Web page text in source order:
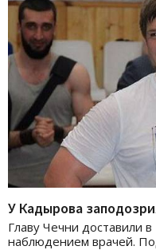
У Кадырова
Главу Чечни доставили
наблюдением врачей.